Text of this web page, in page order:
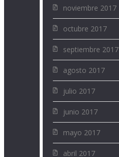
noviembre 2017
octubre 2017
septiembre 2017
agosto 2017
julio 2017
junio 2017
mayo 2017
abril 2017